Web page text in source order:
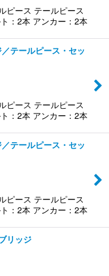
ピース テールピース
：2本 アンカー：2本
テールピース・セッ
ピース テールピース
：2本 アンカー：2本
テールピース・セッ
ピース テールピース
：2本 アンカー：2本
リッジ